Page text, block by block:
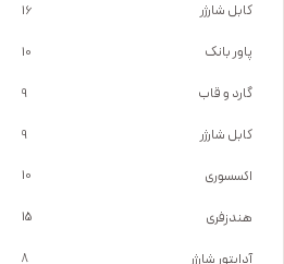
کابل شارژر 16
پاور بانک 10
گارد و قاب 9
کابل شارژر 9
اکسسوری 10
هندزفری 15
آداپتور شارژر 8